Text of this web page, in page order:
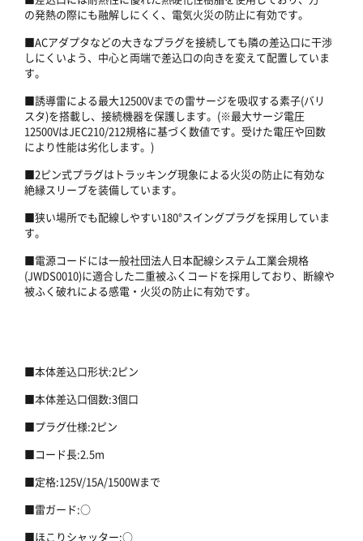
の発熱の際にも融解しにくく、電気火災の防止に有効です。
■ACアダプタなどの大きなプラグを接続しても隣の差込口に干渉
しにくいよう、中心と両端で差込口の向きを変えて配置していま
す。
■誘導雷による最大12500Vまでの雷サージを吸収する素子(バリ
スタ)を搭載し、接続機器を保護します。(※最大サージ電圧
12500VはJEC210/212規格に基づく数値です。受けた電圧や回数
により性能は劣化します。)
■2ピン式プラグはトラッキング現象による火災の防止に有効な
絶縁スリーブを装備しています。
■狭い場所でも配線しやすい180°スイングプラグを採用していま
す。
■電源コードには一般社団法人日本配線システム工業会規格
(JWDS0010)に適合した二重被ふくコードを採用しており、断線や
被ふく破れによる感電・火災の防止に有効です。
■本体差込口形状:2ピン
■本体差込口個数:3個口
■プラグ仕様:2ピン
■コード長:2.5m
■定格:125V/15A/1500Wまで
■雷ガード:○
■ほこりシャッター:○